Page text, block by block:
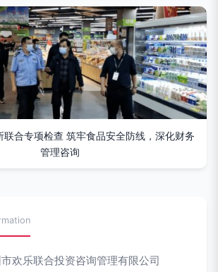
联合专项检查 筑牢食品安全防线，深化财务
管理咨询
欢乐联合投资咨询管理有限公司